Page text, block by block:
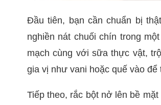
Đầu tiên, bạn cần chuẩn bị
nghiền nát chuối chín trong
mạch cùng với sữa thực vật,
gia vị như vani hoặc quế vào
Tiếp theo, rắc bột nở lên bề